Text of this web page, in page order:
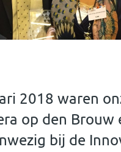
2018 waren
op den Brouw
bij de